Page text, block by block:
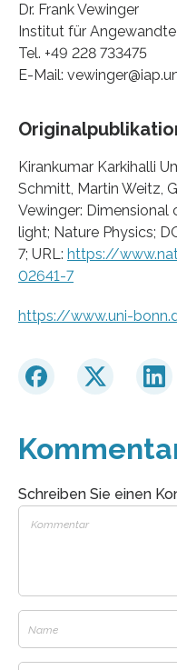
Dr. Frank Vewinger
Institut für
Tel. +49 228 733475
E-Mail:
Kirankumar Karkihalli
Schmitt, Martin Weitz,
Vewinger:
light; Nature Physics;
7; URL: https://
02641-7
https://www.uni-
Schreiben Sie einen